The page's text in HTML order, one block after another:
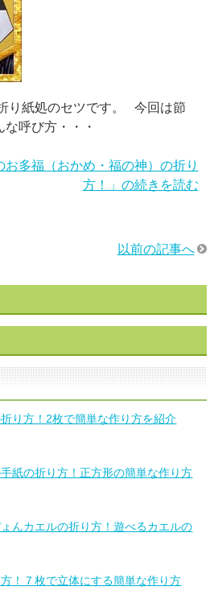
り紙処のセツです。 今回は節
呼び方・・・
お多福（おかめ・福の神）の折り
方！」の続きを読む
以前の記事へ
り方！2枚で簡単な作り方を紹介
紙の折り方！正方形の簡単な作り方
んカエルの折り方！遊べるカエルの
！７枚で立体にする簡単な作り方